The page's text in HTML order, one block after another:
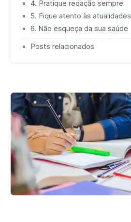
4. Pratique redação sempre
5. Fique atento às atualidades
6. Não esqueça da sua saúde
Posts relacionados